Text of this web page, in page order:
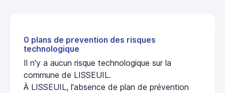
0 plans de prevention des risques
technologique
Il n'y a aucun risque technologique sur la
commune de LISSEUIL.
À LISSEUIL, l'absence de plan de prévention